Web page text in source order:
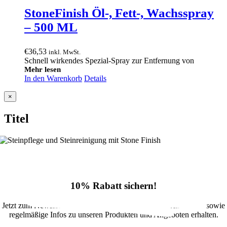
StoneFinish Öl-, Fett-, Wachsspray
– 500 ML
€36,53 inkl. MwSt.
Schnell wirkendes Spezial-Spray zur Entfernung von
Mehr lesen
In den Warenkorb Details
Close
product
view
×
Titel
10% Rabatt sichern!
Jetzt zum Newsletter anmelden und 10% Rabatt im Onlineshop sowie
regelmäßige Infos zu unseren Produkten und Angeboten erhalten.